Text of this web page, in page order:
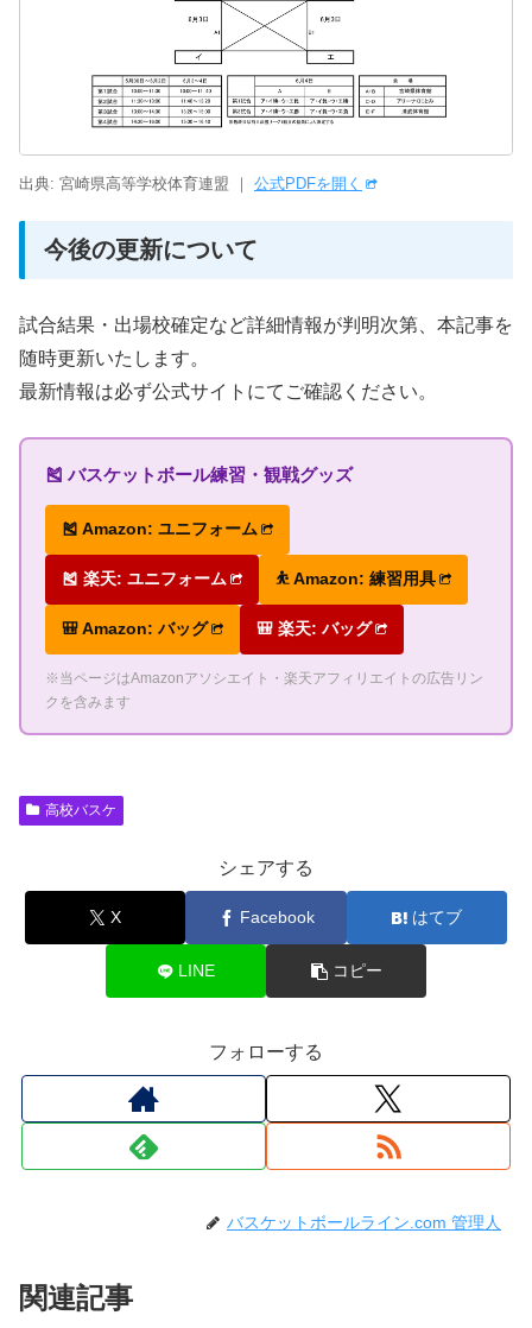
出典: 宮崎県高等学校体育連盟 ｜ 公式PDFを開く
今後の更新について
試合結果・出場校確定など詳細情報が判明次第、本記事を
随時更新いたします。
最新情報は必ず公式サイトにてご確認ください。
🎽 バスケットボール練習・観戦グッズ
🎽 Amazon: ユニフォーム
🎽 楽天: ユニフォーム ⛹ Amazon: 練習用具
🎒 Amazon: バッグ 🎒 楽天: バッグ
※当ページはAmazonアソシエイト・楽天アフィリエイトの広告リン
クを含みます
高校バスケ
シェアする
X Facebook はてブ
LINE コピー
フォローする
バスケットボールライン.com 管理人
関連記事